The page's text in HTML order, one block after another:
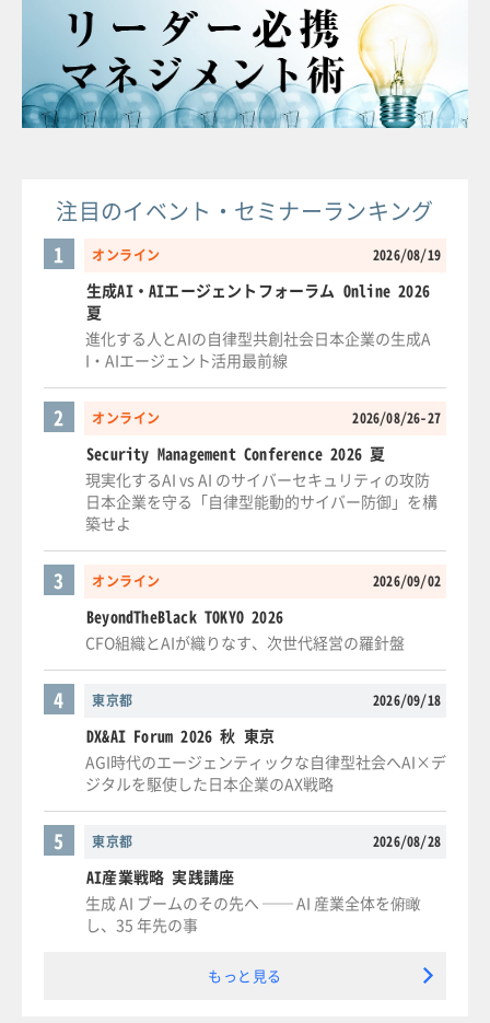
注目のイベント・セミナーランキング
オンライン 2026/08/19
1
生成AI・AIエージェントフォーラム Online 2026
夏
進化する人とAIの自律型共創社会日本企業の生成A
I・AIエージェント活用最前線
オンライン 2026/08/26-27
2
Security Management Conference 2026 夏
現実化するAI vs AI のサイバーセキュリティの攻防
日本企業を守る「自律型能動的サイバー防御」を構
築せよ
オンライン 2026/09/02
3
BeyondTheBlack TOKYO 2026
CFO組織とAIが織りなす、次世代経営の羅針盤
東京都 2026/09/18
4
DX&AI Forum 2026 秋 東京
AGI時代のエージェンティックな自律型社会へAI×デ
ジタルを駆使した日本企業のAX戦略
東京都 2026/08/28
5
AI産業戦略 実践講座
生成 AI ブームのその先へ ── AI 産業全体を俯瞰
し、35 年先の事
もっと見る